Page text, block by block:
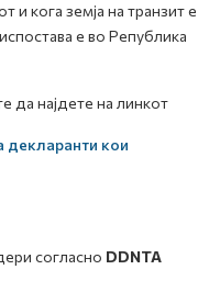
и кога земја на транзит е
е во Република
да најдете на линкот
кои
согласно DDNTA